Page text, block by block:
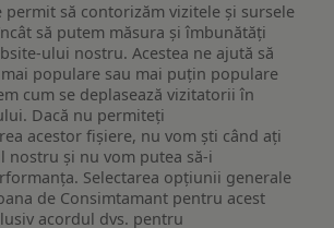
permit să contorizăm vizitele și sursele
să putem măsura și îmbunătăți
ului nostru. Acestea ne ajută să
populare sau mai puțin populare
cum se deplasează vizitatorii în
Dacă nu permiteți
acestor fișiere, nu vom ști când ați
nostru și nu vom putea să-i
Selectarea opțiunii generale
de Consimtamant pentru acest
acordul dvs. pentru